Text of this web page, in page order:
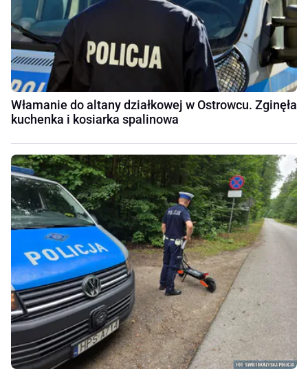
Włamanie do altany działkowej w Ostrowcu. Zginęła
kuchenka i kosiarka spalinowa